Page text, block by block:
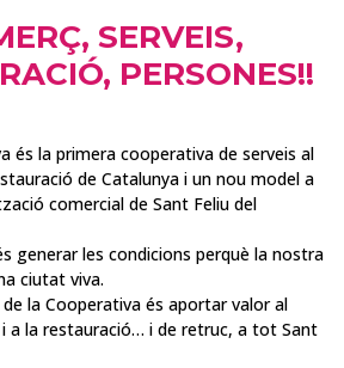
SERVEIS,
PERSONES!!
és la primera cooperativa de serveis al
de Catalunya i un nou model a
comercial de Sant Feliu del
generar les condicions perquè la nostra
ciutat viva.
la Cooperativa és aportar valor al
a la restauració… i de retruc, a tot Sant